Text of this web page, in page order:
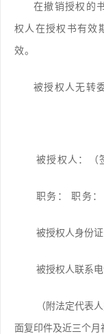
在撤销授权的
权人在授权书有效
效。
被授权人无转
被授权人：（
职务： 职务：
被授权人身份证
被授权人联系电
（附法定代表人
面复印件及近三个月